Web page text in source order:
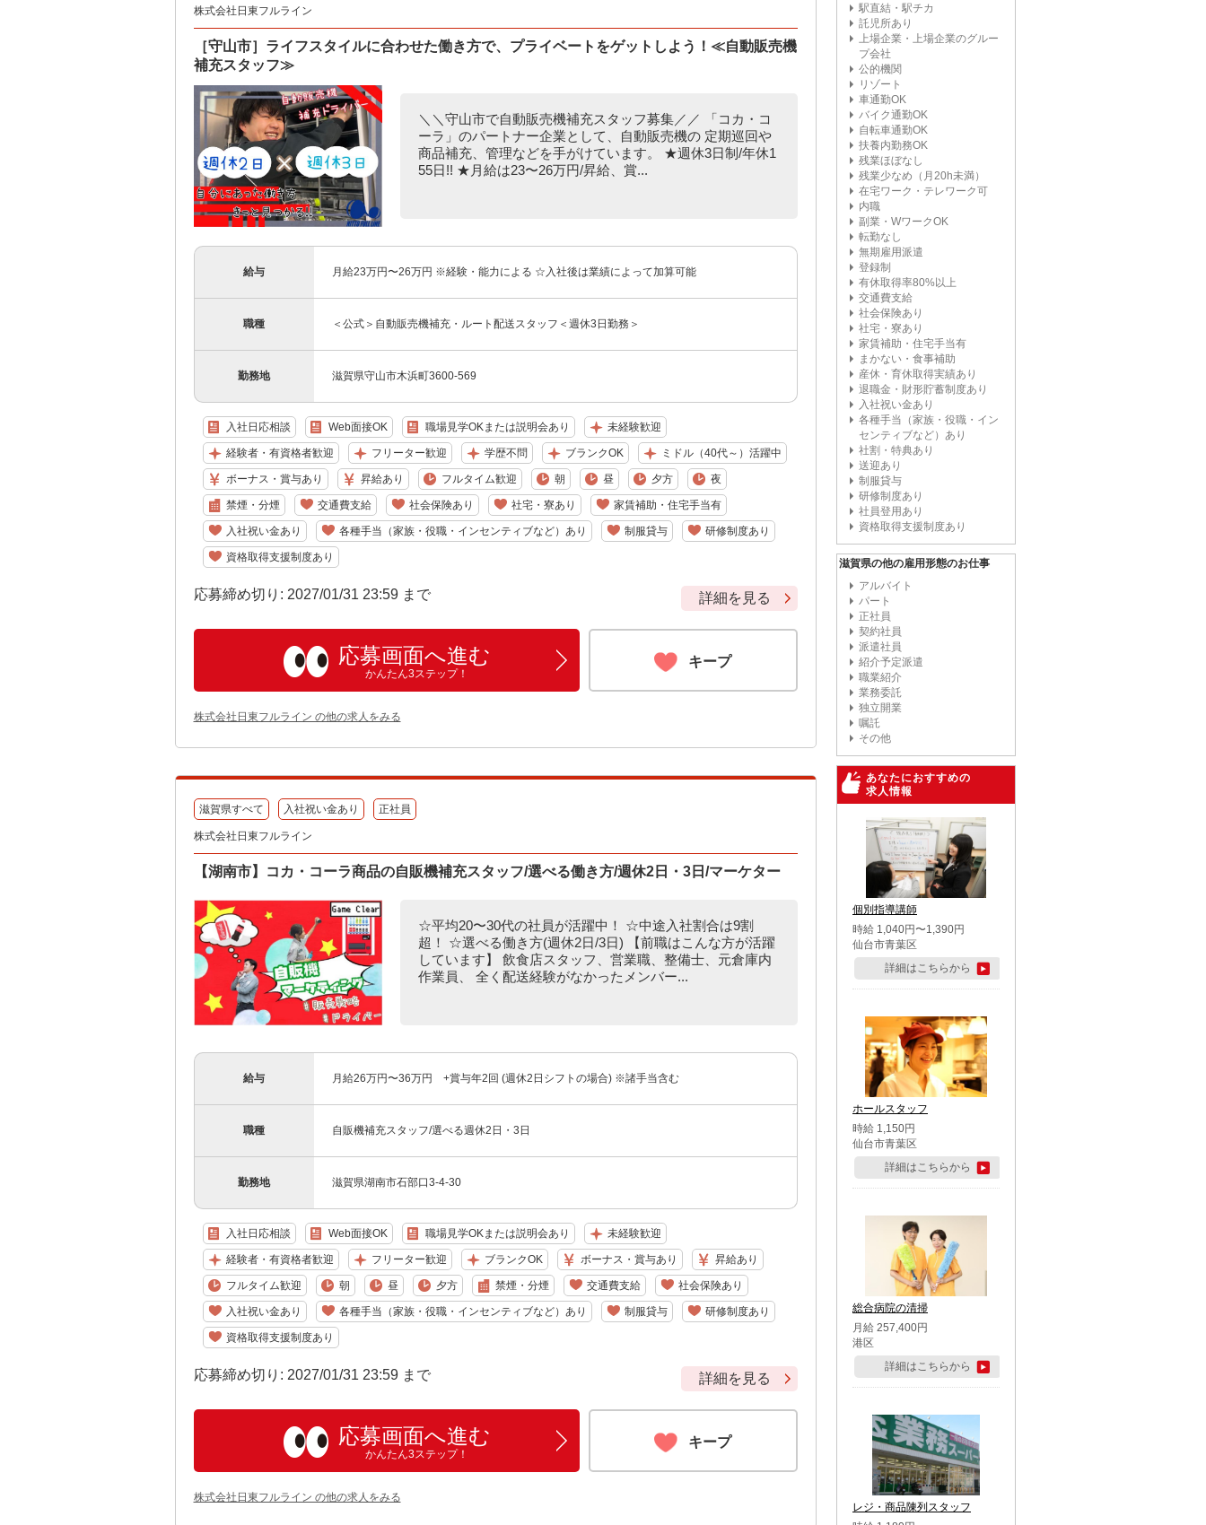
株式会社日東フルライン
［守山市］ライフスタイルに合わせた働き方で、プライベートをゲットしよう！≪自動販売機
補充スタッフ≫
＼＼守山市で自動販売機補充スタッフ募集／／ 「コカ・コ
ーラ」のパートナー企業として、自動販売機の 定期巡回や
商品補充、管理などを手がけています。 ★週休3日制/年休1
55日!! ★月給は23〜26万円/昇給、賞...
給与 月給23万円〜26万円 ※経験・能力による ☆入社後は業績によって加算可能
職種 ＜公式＞自動販売機補充・ルート配送スタッフ＜週休3日勤務＞
勤務地 滋賀県守山市木浜町3600-569
入社日応相談 Web面接OK 職場見学OKまたは説明会あり 未経験歓迎
経験者・有資格者歓迎 フリーター歓迎 学歴不問 ブランクOK ミドル（40代～）活躍中
ボーナス・賞与あり 昇給あり フルタイム歓迎 朝 昼 夕方 夜
禁煙・分煙 交通費支給 社会保険あり 社宅・寮あり 家賃補助・住宅手当有
入社祝い金あり 各種手当（家族・役職・インセンティブなど）あり 制服貸与 研修制度あり
資格取得支援制度あり
応募締め切り: 2027/01/31 23:59 まで 詳細を見る
応募画面へ進む
かんたん3ステップ！
キープ
株式会社日東フルライン の他の求人をみる
滋賀県すべて 入社祝い金あり 正社員
株式会社日東フルライン
【湖南市】コカ・コーラ商品の自販機補充スタッフ/選べる働き方/週休2日・3日/マーケター
☆平均20〜30代の社員が活躍中！ ☆中途入社割合は9割
超！ ☆選べる働き方(週休2日/3日) 【前職はこんな方が活躍
しています】 飲食店スタッフ、営業職、整備士、元倉庫内
作業員、 全く配送経験がなかったメンバー...
給与 月給26万円〜36万円 +賞与年2回 (週休2日シフトの場合) ※諸手当含む
職種 自販機補充スタッフ/選べる週休2日・3日
勤務地 滋賀県湖南市石部口3-4-30
入社日応相談 Web面接OK 職場見学OKまたは説明会あり 未経験歓迎
経験者・有資格者歓迎 フリーター歓迎 ブランクOK ボーナス・賞与あり 昇給あり
フルタイム歓迎 朝 昼 夕方 禁煙・分煙 交通費支給 社会保険あり
入社祝い金あり 各種手当（家族・役職・インセンティブなど）あり 制服貸与 研修制度あり
資格取得支援制度あり
応募締め切り: 2027/01/31 23:59 まで 詳細を見る
応募画面へ進む
かんたん3ステップ！
キープ
株式会社日東フルライン の他の求人をみる
駅直結・駅チカ
託児所あり
上場企業・上場企業のグルー
プ会社
公的機関
リゾート
車通勤OK
バイク通勤OK
自転車通勤OK
扶養内勤務OK
残業ほぼなし
残業少なめ（月20h未満）
在宅ワーク・テレワーク可
内職
副業・WワークOK
転勤なし
無期雇用派遣
登録制
有休取得率80%以上
交通費支給
社会保険あり
社宅・寮あり
家賃補助・住宅手当有
まかない・食事補助
産休・育休取得実績あり
退職金・財形貯蓄制度あり
入社祝い金あり
各種手当（家族・役職・イン
センティブなど）あり
社割・特典あり
送迎あり
制服貸与
研修制度あり
社員登用あり
資格取得支援制度あり
滋賀県の他の雇用形態のお仕事
アルバイト
パート
正社員
契約社員
派遣社員
紹介予定派遣
職業紹介
業務委託
独立開業
嘱託
その他
あなたにおすすめの
求人情報
個別指導講師
時給 1,040円〜1,390円
仙台市青葉区
詳細はこちらから
ホールスタッフ
時給 1,150円
仙台市青葉区
詳細はこちらから
総合病院の清掃
月給 257,400円
港区
詳細はこちらから
レジ・商品陳列スタッフ